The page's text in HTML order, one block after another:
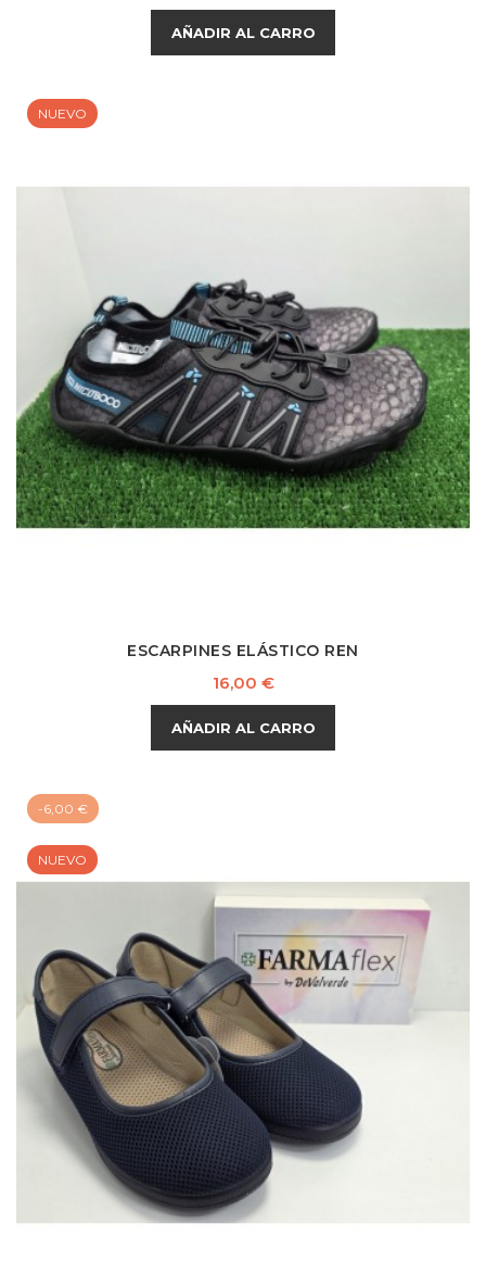
AÑADIR AL CARRO
NUEVO
ESCARPINES ELÁSTICO REN
Precio
16,00 €
AÑADIR AL CARRO
-6,00 €
NUEVO